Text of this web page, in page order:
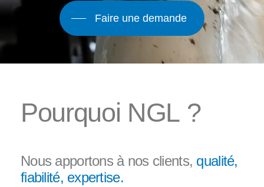
Faire une demande
Pourquoi NGL ?
Nous apportons à nos clients, qualité,
fiabilité, expertise.